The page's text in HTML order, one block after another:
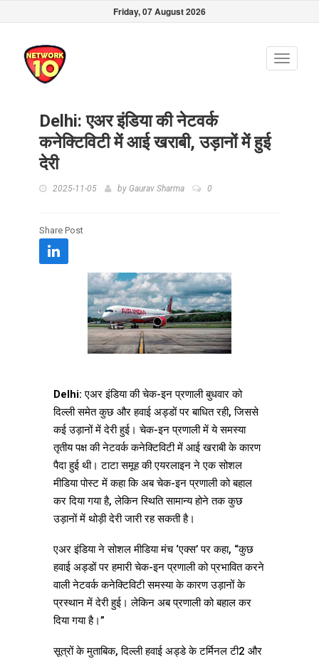
Friday, 07 August 2026
Toggle
Delhi: एअर इंडिया की नेटवर्क
कनेक्टिविटी में आई खराबी, उड़ानों में हुई
देरी
2025-11-05 by Gaurav Sharma 0
Share Post
Delhi:एअर इंडिया की चेक-इन प्रणाली बुधवार को
दिल्ली समेत कुछ और हवाई अड्डों पर बाधित रही, जिससे
कई उड़ानों में देरी हुई। चेक-इन प्रणाली में ये समस्या
तृतीय पक्ष की नेटवर्क कनेक्टिविटी में आई खराबी के कारण
पैदा हुई थी। टाटा समूह की एयरलाइन ने एक सोशल
मीडिया पोस्ट में कहा कि अब चेक-इन प्रणाली को बहाल
कर दिया गया है, लेकिन स्थिति सामान्य होने तक कुछ
उड़ानों में थोड़ी देरी जारी रह सकती है।
एअर इंडिया ने सोशल मीडिया मंच ‘एक्स’ पर कहा, “कुछ
हवाई अड्डों पर हमारी चेक-इन प्रणाली को प्रभावित करने
वाली नेटवर्क कनेक्टिविटी समस्या के कारण उड़ानों के
प्रस्थान में देरी हुई। लेकिन अब प्रणाली को बहाल कर
दिया गया है।”
सूत्रों के मुताबिक, दिल्ली हवाई अड्डे के टर्मिनल टी2 और